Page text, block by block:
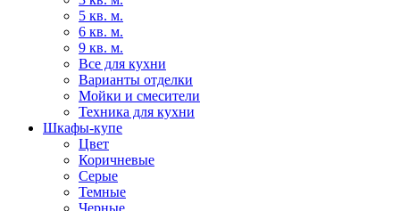
5 кв. м.
6 кв. м.
9 кв. м.
Все для кухни
Варианты отделки
Мойки и смесители
Техника для кухни
Шкафы-купе
Цвет
Коричневые
Серые
Темные
Черные